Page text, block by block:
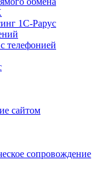
1С-Рарус
телефонией
сайтом
сопровождение